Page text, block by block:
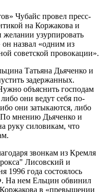
Чубайс провел пресс-
на Коржакова и
желании узурпировать
он назвал «одним из
советской провокации».
Татьяна Дьяченко и
задержанных.
объяснить господам
они ведут себя по-
они затыкаются, либо
По мнению Дьяченко и
руку силовикам, что
звонкам из Кремля
Лисовский и
1996 года состоялось
На нем Ельцин обвинил
в «превышении